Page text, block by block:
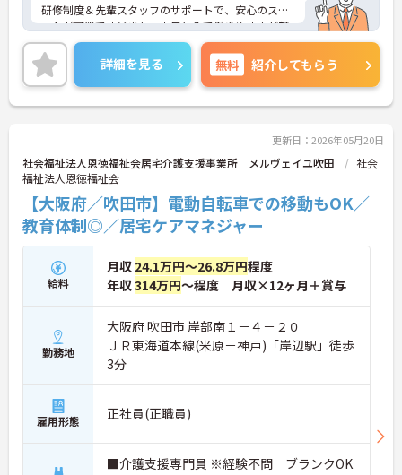
研修制度＆先輩スタッフのサポートで、安心のスタ
ートが可能です◎また、土日休みで働きやすさが魅
力です♪
ご興味のある方には、面接対策ポイントなど、さら
に詳細をご案内しますのでお気軽にご相談くださ
い！
詳細を見る 無料 紹介してもらう
更新日：2026年05月20日
社会福祉法人恩徳福祉会居宅介護支援事業所 メルヴェイユ吹田
社会
福祉法人恩徳福祉会
【大阪府／吹田市】電動自転車での移動もOK／
教育体制◎／居宅ケアマネジャー
給料
月収 24.1万円～26.8万円程度
年収314万円～程度 月収×12ヶ月＋賞与
勤務地
大阪府 吹田市 岸部南１－４－２０
ＪＲ東海道本線(米原－神戸)「岸辺駅」徒歩
3分
雇用形態 正社員(正職員)
■介護支援専門員 ※経験不問 ブランクOK